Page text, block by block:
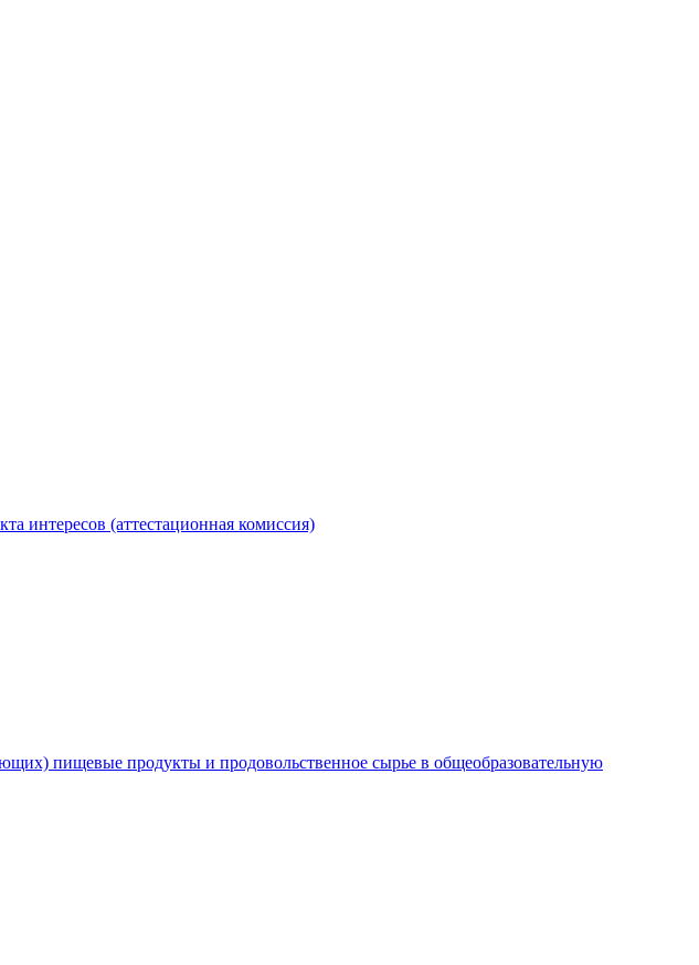
интересов (аттестационная комиссия)
пищевые продукты и продовольственное сырье в общеобразовательную